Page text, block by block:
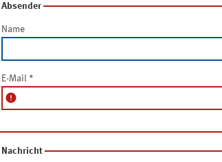
Absender
Name
E-Mail *
error
Nachricht